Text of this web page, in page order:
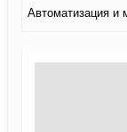
Автоматизация и